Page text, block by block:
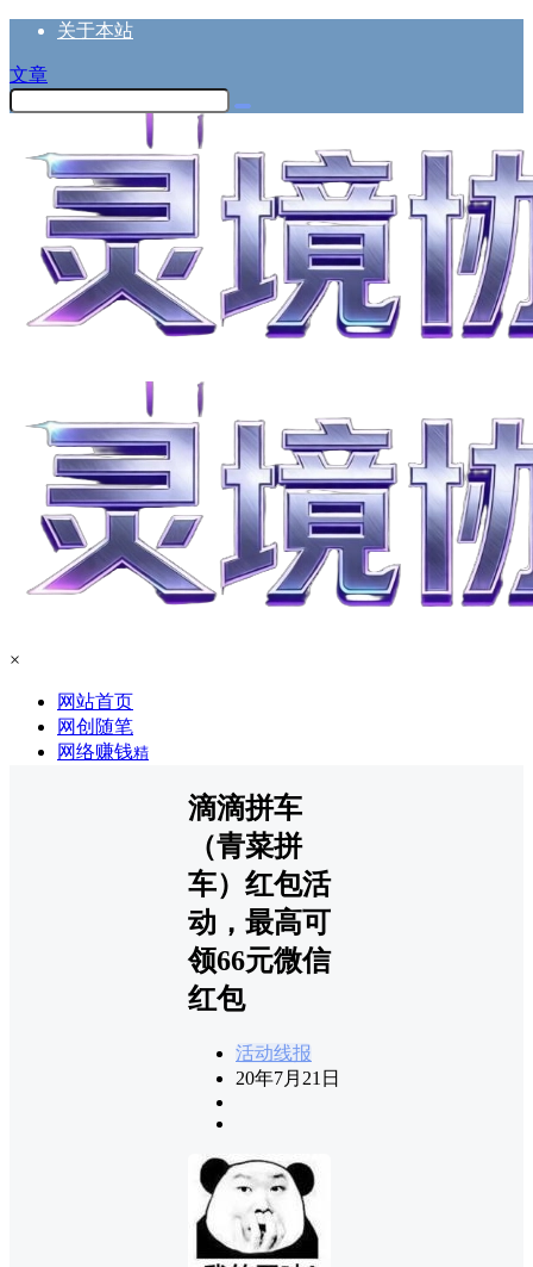
关于本站
文章
×
网站首页
网创随笔
网络赚钱精
滴滴拼车
（青菜拼
车）红包活
动，最高可
领66元微信
红包
活动线报
20年7月21日